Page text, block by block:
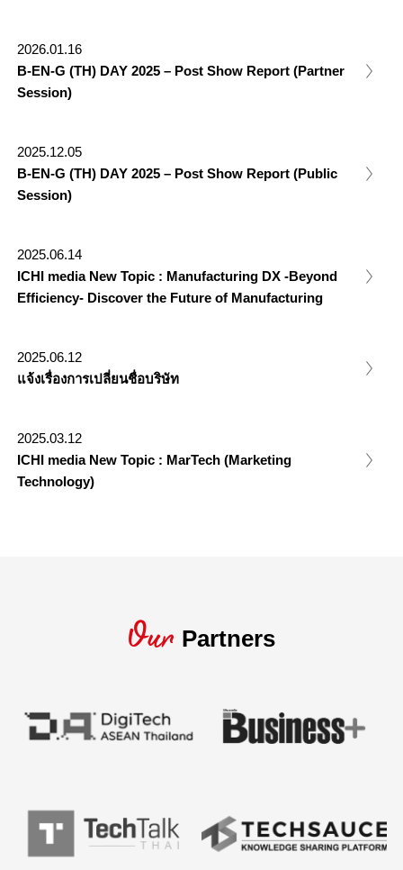
2026.01.16
B-EN-G (TH) DAY 2025 – Post Show Report (Partner
Session)
2025.12.05
B-EN-G (TH) DAY 2025 – Post Show Report (Public
Session)
2025.06.14
ICHI media New Topic : Manufacturing DX -Beyond
Efficiency- Discover the Future of Manufacturing
2025.06.12
แจ้งเรื่องการเปลี่ยนชื่อบริษัท
2025.03.12
ICHI media New Topic : MarTech (Marketing
Technology)
Our Partners